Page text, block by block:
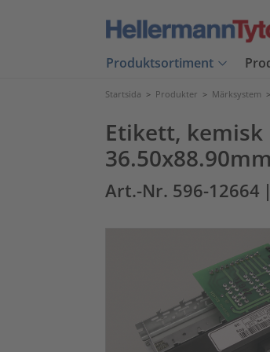
Produktsortiment
Startsida > Produkter > Märksystem >
Etikett,
Art.-Nr. 596-12664